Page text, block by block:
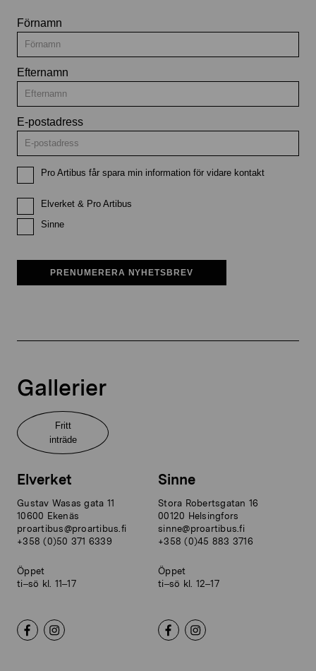
Förnamn
Efternamn
E-postadress
Pro Artibus får spara min information för vidare kontakt
Elverket & Pro Artibus
Sinne
PRENUMERERA NYHETSBREV
Gallerier
Fritt
inträde
Elverket
Gustav Wasas gata 11
10600 Ekenäs
proartibus@proartibus.fi
+358 (0)50 371 6339
Öppet
ti–sö kl. 11–17
Sinne
Stora Robertsgatan 16
00120 Helsingfors
sinne@proartibus.fi
+358 (0)45 883 3716
Öppet
ti–sö kl. 12–17